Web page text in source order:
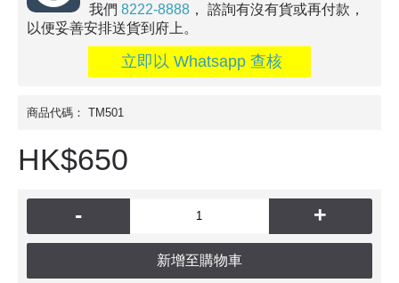
我們 8222-8888 ， 諮詢有沒有貨或再付款，
以便妥善安排送貨到府上。
立即以 Whatsapp 查核
商品代碼： TM501
HK$650
- +
新增至購物車